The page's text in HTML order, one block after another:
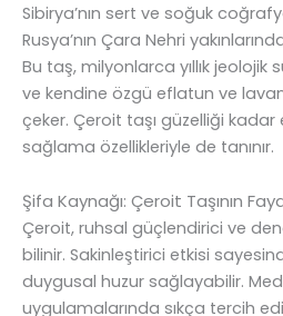
Sibirya’nın sert ve soğuk
Rusya’nın Çara Nehri
Bu taş, milyonlarca yıllık jeolojik
ve kendine özgü eflatun ve
çeker. Çeroit taşı güzelliği kadar
sağlama özellikleriyle de tanınır.
Şifa Kaynağı: Çeroit Taşının
Çeroit, ruhsal güçlendirici ve
bilinir. Sakinleştirici etkisi
duygusal huzur sağlayabilir.
uygulamalarında sıkça tercih